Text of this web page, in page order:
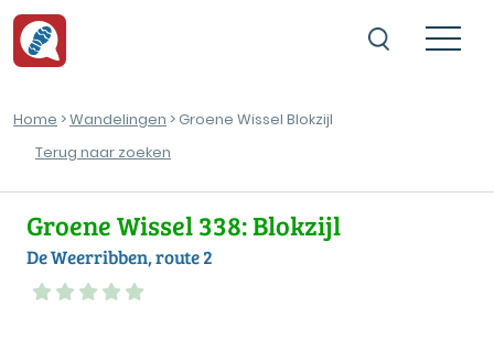
Home >Wandelingen > Groene Wissel Blokzijl
Terug naar zoeken
Groene Wissel 338: Blokzijl
De Weerribben, route 2